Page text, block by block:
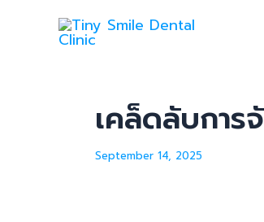
เคล็ดลับกา
September 14, 2025
navigation